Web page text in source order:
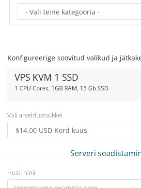
Konfigureerige soovitud valikud ja
VPS KVM 1 SSD
1 CPU Cores, 1GB RAM, 15 Gb SSD
Vali arveldustsükkel
Serveri
Hosti nimi